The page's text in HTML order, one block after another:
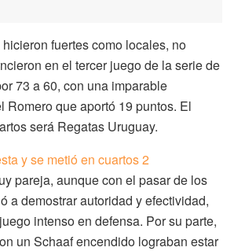
hicieron fuertes como locales, no
en el tercer juego de la serie de
73 a 60, con una imparable
Romero que aportó 19 puntos. El
será Regatas Uruguay.
pareja, aunque con el pasar de los
a demostrar autoridad y efectividad,
intenso en defensa. Por su parte,
un Schaaf encendido lograban estar